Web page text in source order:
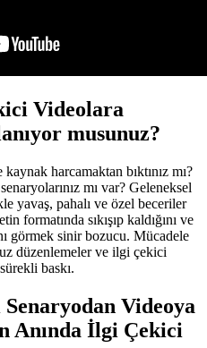
Videolara
musunuz?
harcamaktan bıktınız mı?
mı var? Geleneksel
yavaş, pahalı ve özel beceriler
formatında sıkışıp kaldığını ve
görmek sinir bozucu. Mücadele
düzenlemeler ve ilgi çekici
baskı.
Videoya
Anında İlgi Çekici